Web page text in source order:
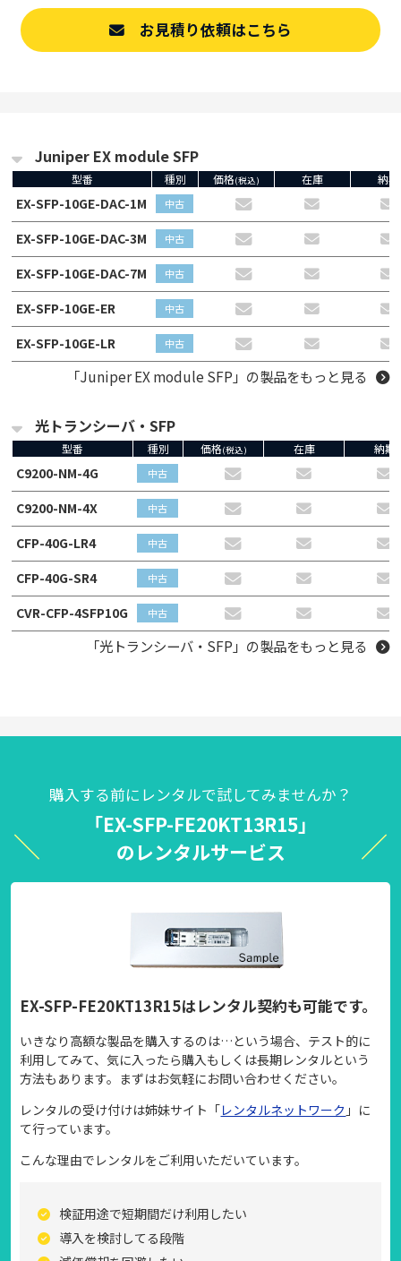
お見積り依頼はこちら
Juniper EX module SFP
型番 種別 価格(税込) 在庫 納期
EX-SFP-10GE-DAC-1M 中古
EX-SFP-10GE-DAC-3M 中古
EX-SFP-10GE-DAC-7M 中古
EX-SFP-10GE-ER 中古
EX-SFP-10GE-LR 中古
「Juniper EX module SFP」の製品をもっと見る
光トランシーバ・SFP
型番 種別 価格(税込) 在庫 納期
C9200-NM-4G 中古
C9200-NM-4X 中古
CFP-40G-LR4 中古
CFP-40G-SR4 中古
CVR-CFP-4SFP10G 中古
「光トランシーバ・SFP」の製品をもっと見る
購入する前にレンタルで試してみませんか？
「EX-SFP-FE20KT13R15」
のレンタルサービス
EX-SFP-FE20KT13R15はレンタル契約も可能です。
いきなり高額な製品を購入するのは…という場合、テスト的に
利用してみて、気に入ったら購入もしくは長期レンタルという
方法もあります。まずはお気軽にお問い合わせください。
レンタルの受け付けは姉妹サイト「レンタルネットワーク 」に
て行っています。
こんな理由でレンタルをご利用いただいています。
検証用途で短期間だけ利用したい
導入を検討してる段階